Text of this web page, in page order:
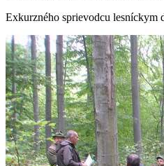
Exkurzného sprievodcu lesníckym